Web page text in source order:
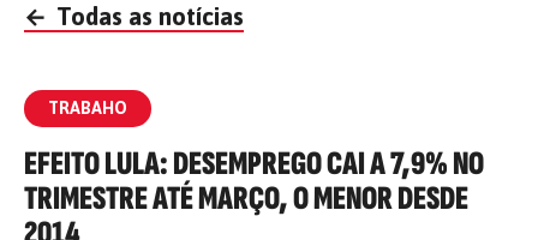
← Todas as notícias
TRABAHO
EFEITO LULA: DESEMPREGO CAI A 7,9% NO
TRIMESTRE ATÉ MARÇO, O MENOR DESDE